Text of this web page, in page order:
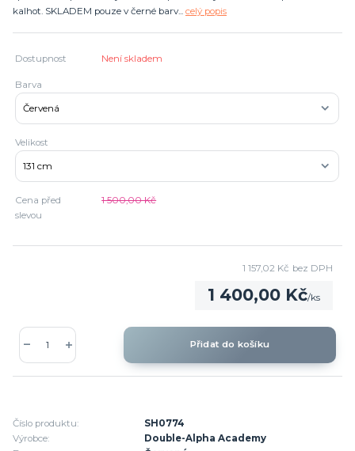
kalhot. SKLADEM pouze v černé barv... celý popis
Dostupnost Není skladem
Barva
Velikost
Cena před
slevou
1 500,00 Kč
1 400,00 Kč/ks
1 157,02 Kč bez DPH
Přidat do košíku
Číslo produktu:
SH0774
Výrobce:
Double-Alpha Academy